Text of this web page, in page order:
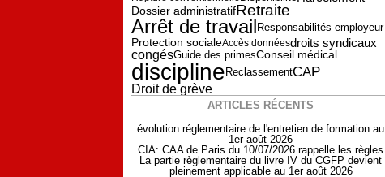
Dossier administratifRetraite
Arrêt de travailResponsabilités employeur
Protection socialeAccès donnéesdroits syndicaux
congésGuide des primesConseil médical
disciplineReclassementCAP
Droit de grève
ARTICLES RÉCENTS
évolution réglementaire de l'entretien de formation au
1er août 2026
CIA: CAA de Paris du 10/07/2026 rappelle les règles
La partie règlementaire du livre IV du CGFP devient
pleinement applicable au 1er août 2026